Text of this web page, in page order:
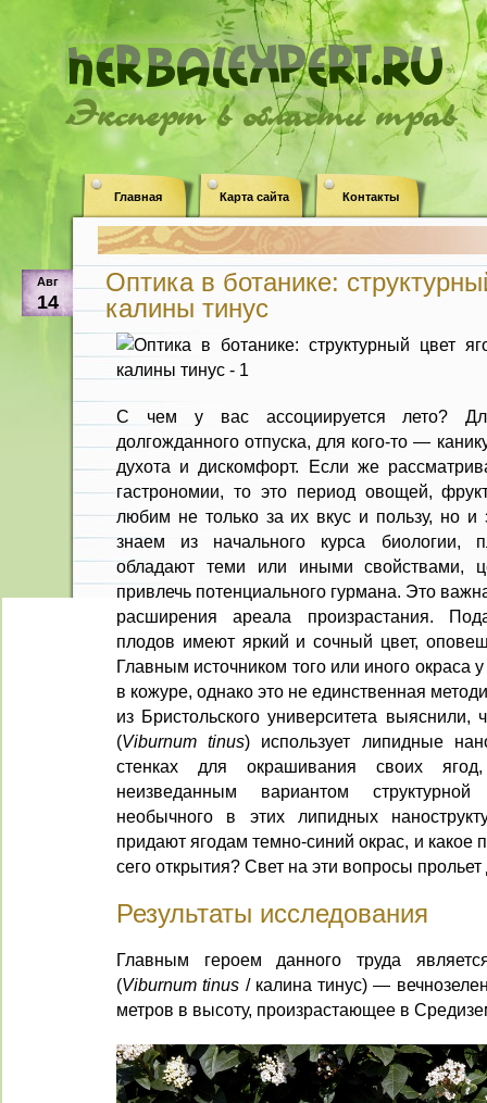
Эксперт в области трав
Главная Карта сайта Контакты
Авг
14
Оптика в ботанике:
калины тинус
С чем у вас ассоциируется лето?
долгожданного отпуска, для кого-то —
духота и дискомфорт. Если же
гастрономии, то это период овощей,
любим не только за их вкус и пользу, но
знаем из начального курса биологии,
обладают теми или иными свойствами,
привлечь потенциального гурмана. Это
расширения ареала произрастания.
плодов имеют яркий и сочный цвет,
Главным источником того или иного окраса
в кожуре, однако это не единственная
из Бристольского университета выяснили,
(Viburnum tinus) использует липидные
стенках для окрашивания своих
неизведанным вариантом
необычного в этих липидных
придают ягодам темно-синий окрас, и какое
сего открытия? Свет на эти вопросы
Результаты исследования
Главным героем данного труда
(Viburnum tinus / калина тинус) —
метров в высоту, произрастающее в